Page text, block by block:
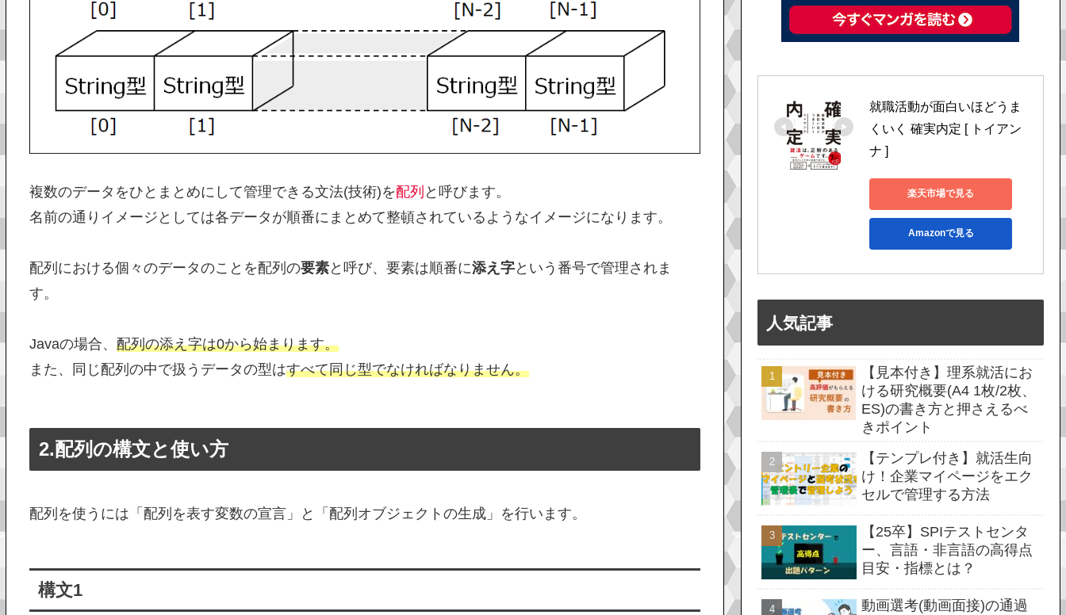
複数のデータをひとまとめにして管理できる文法(技術)を配列 と呼びます。
名前の通りイメージとしては各データが順番にまとめて整頓されているようなイメージになります。
配列における個々のデータのことを配列の要素と呼び、要素は順番に添え字という番号で管理されま
す。
Javaの場合、 配列の添え字は0から始まります。
また、同じ配列の中で扱うデータの型はすべて同じ型でなければなりません。
2.配列の構文と使い方
配列を使うには「配列を表す変数の宣言」と「配列オブジェクトの生成」を行います。
構文1
就職活動が面白いほどうま
くいく 確実内定 [ トイアン
ナ ]
楽天市場で見る
Amazonで見る
人気記事
【見本付き】理系就活にお
ける研究概要(A4 1枚/2枚、
ES)の書き方と押さえるべ
きポイント
【テンプレ付き】就活生向
け！企業マイページをエク
セルで管理する方法
【25卒】SPIテストセンタ
ー、言語・非言語の高得点
目安・指標とは？
動画選考(動画面接)の通過